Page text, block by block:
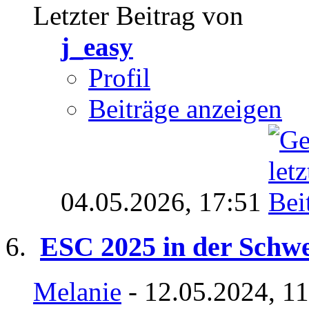
Letzter Beitrag von
j_easy
Profil
Beiträge anzeigen
04.05.2026, 17:51
ESC 2025 in der
Melanie - 12.05.2024,